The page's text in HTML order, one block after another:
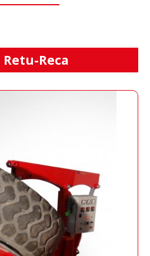
Retu-Reca
3000
für LKW-Reifen,
Industrie mittels Druck
Kolben